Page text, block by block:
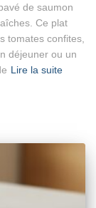
de saumon
Ce plat
tomates confites,
déjeuner ou un
Lire la suite